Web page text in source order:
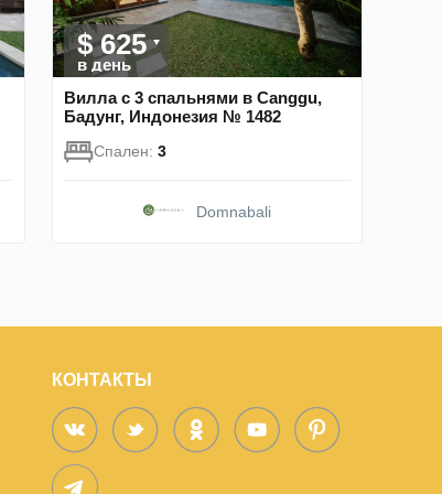
$ 625
в день
Вилла с 3 спальнями в Canggu,
Бадунг, Индонезия № 1482
Спален: 3
Domnabali
КОНТАКТЫ